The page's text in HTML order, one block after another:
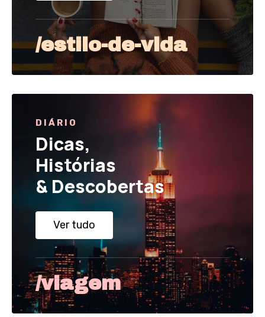
/estilo-de-vida
DIÁRIO
Dicas,
Histórias
& Descobertas
Ver tudo
/viagem